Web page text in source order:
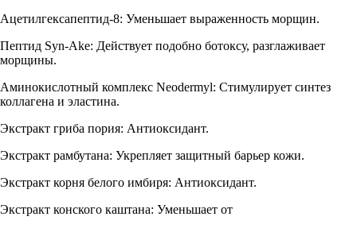
Ацетилгексапептид-8: Уменьшает выраженность морщин.
Пептид Syn-Ake: Действует подобно ботоксу, разглаживает
морщины.
Аминокислотный комплекс Neodermyl: Стимулирует синтез
коллагена и эластина.
Экстракт гриба пория: Антиоксидант.
Экстракт рамбутана: Укрепляет защитный барьер кожи.
Экстракт корня белого имбиря: Антиоксидант.
Экстракт конского каштана: Уменьшает от